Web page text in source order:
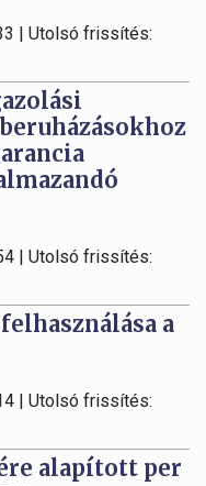
| Utolsó frissítés:
| Utolsó frissítés:
a
| Utolsó frissítés:
alapított per